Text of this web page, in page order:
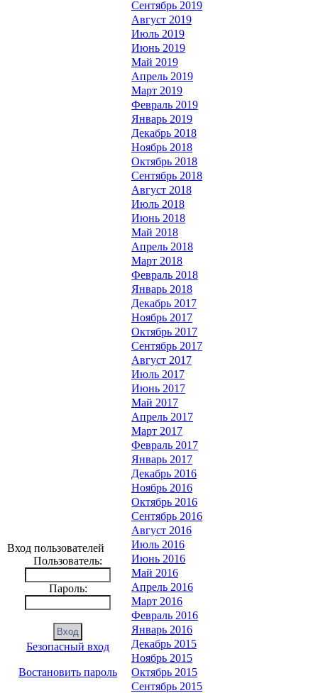
Вход пользователей
Пользователь:
Пароль:
Безопасный вход
Востановить пароль
Сентябрь 2019
Август 2019
Июль 2019
Июнь 2019
Май 2019
Апрель 2019
Март 2019
Февраль 2019
Январь 2019
Декабрь 2018
Ноябрь 2018
Октябрь 2018
Сентябрь 2018
Август 2018
Июль 2018
Июнь 2018
Май 2018
Апрель 2018
Март 2018
Февраль 2018
Январь 2018
Декабрь 2017
Ноябрь 2017
Октябрь 2017
Сентябрь 2017
Август 2017
Июль 2017
Июнь 2017
Май 2017
Апрель 2017
Март 2017
Февраль 2017
Январь 2017
Декабрь 2016
Ноябрь 2016
Октябрь 2016
Сентябрь 2016
Август 2016
Июль 2016
Июнь 2016
Май 2016
Апрель 2016
Март 2016
Февраль 2016
Январь 2016
Декабрь 2015
Ноябрь 2015
Октябрь 2015
Сентябрь 2015